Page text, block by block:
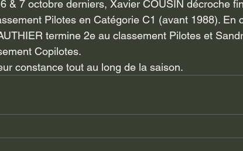
& 7 octobre derniers, Xavier COUSIN décroche
Pilotes en Catégorie C1 (avant 1988). En
termine 2e au classement Pilotes et
Copilotes.
constance tout au long de la saison.